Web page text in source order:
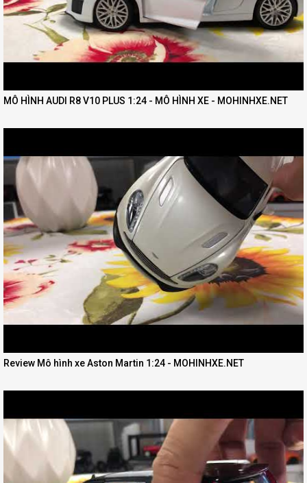
MÔ HÌNH AUDI R8 V10 PLUS 1:24 - MÔ HÌNH XE - MOHINHXE.NET
Review Mô hình xe Aston Martin 1:24 - MOHINHXE.NET